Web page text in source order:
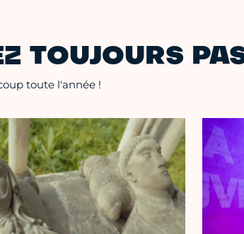
TOUJOURS
toute l'année !